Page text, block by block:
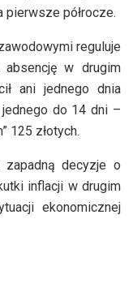
pierwsze półrocze.
reguluje
w drugim
ani jednego dnia
do 14 dni –
125 złotych.
zapadną decyzje o
inflacji w drugim
ekonomicznej